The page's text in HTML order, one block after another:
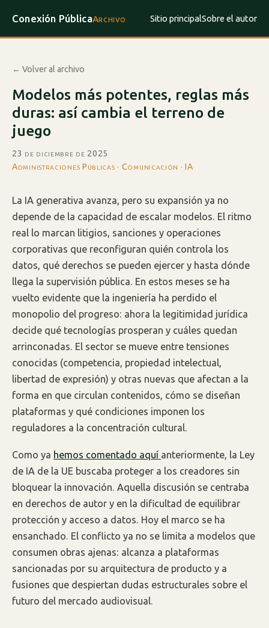
Conexión PúblicaArchivo Sitio principalSobre el autor
← Volver al archivo
Modelos más potentes, reglas más
duras: así cambia el terreno de
juego
23 de diciembre de 2025·
Administraciones Públicas · Comunicación · IA
La IA generativa avanza, pero su expansión ya no
depende de la capacidad de escalar modelos. El ritmo
real lo marcan litigios, sanciones y operaciones
corporativas que reconfiguran quién controla los
datos, qué derechos se pueden ejercer y hasta dónde
llega la supervisión pública. En estos meses se ha
vuelto evidente que la ingeniería ha perdido el
monopolio del progreso: ahora la legitimidad jurídica
decide qué tecnologías prosperan y cuáles quedan
arrinconadas. El sector se mueve entre tensiones
conocidas (competencia, propiedad intelectual,
libertad de expresión) y otras nuevas que afectan a la
forma en que circulan contenidos, cómo se diseñan
plataformas y qué condiciones imponen los
reguladores a la concentración cultural.
Como ya hemos comentado aquí anteriormente, la Ley
de IA de la UE buscaba proteger a los creadores sin
bloquear la innovación. Aquella discusión se centraba
en derechos de autor y en la dificultad de equilibrar
protección y acceso a datos. Hoy el marco se ha
ensanchado. El conflicto ya no se limita a modelos que
consumen obras ajenas: alcanza a plataformas
sancionadas por su arquitectura de producto y a
fusiones que despiertan dudas estructurales sobre el
futuro del mercado audiovisual.